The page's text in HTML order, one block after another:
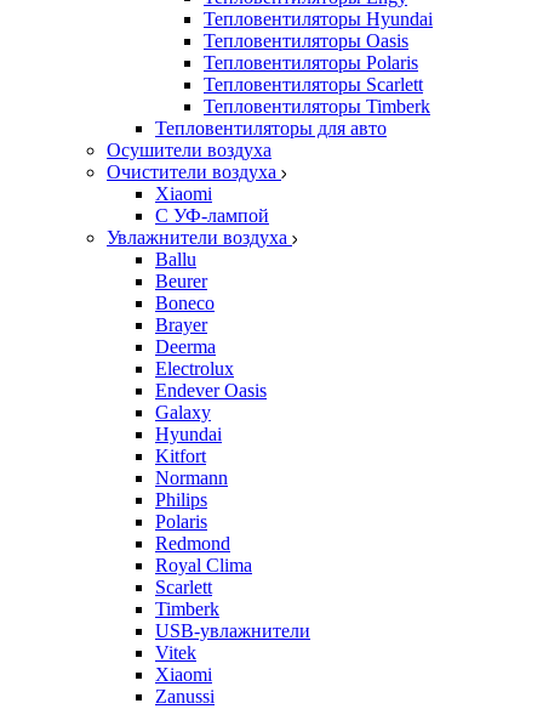
Тепловентиляторы Hyundai
Тепловентиляторы Oasis
Тепловентиляторы Polaris
Тепловентиляторы Scarlett
Тепловентиляторы Timberk
Тепловентиляторы для авто
Осушители воздуха
Очистители воздуха
Xiaomi
С УФ-лампой
Увлажнители воздуха
Ballu
Beurer
Boneco
Brayer
Deerma
Electrolux
Endever Oasis
Galaxy
Hyundai
Kitfort
Normann
Philips
Polaris
Redmond
Royal Clima
Scarlett
Timberk
USB-увлажнители
Vitek
Xiaomi
Zanussi